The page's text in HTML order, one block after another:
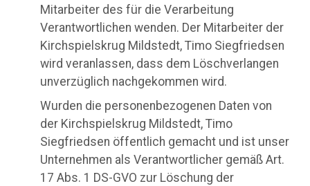
Mitarbeiter des für die Verarbeitung
Verantwortlichen wenden. Der Mitarbeiter der
Kirchspielskrug Mildstedt, Timo Siegfriedsen
wird veranlassen, dass dem Löschverlangen
unverzüglich nachgekommen wird.
Wurden die personenbezogenen Daten von
der Kirchspielskrug Mildstedt, Timo
Siegfriedsen öffentlich gemacht und ist unser
Unternehmen als Verantwortlicher gemäß Art.
17 Abs. 1 DS-GVO zur Löschung der